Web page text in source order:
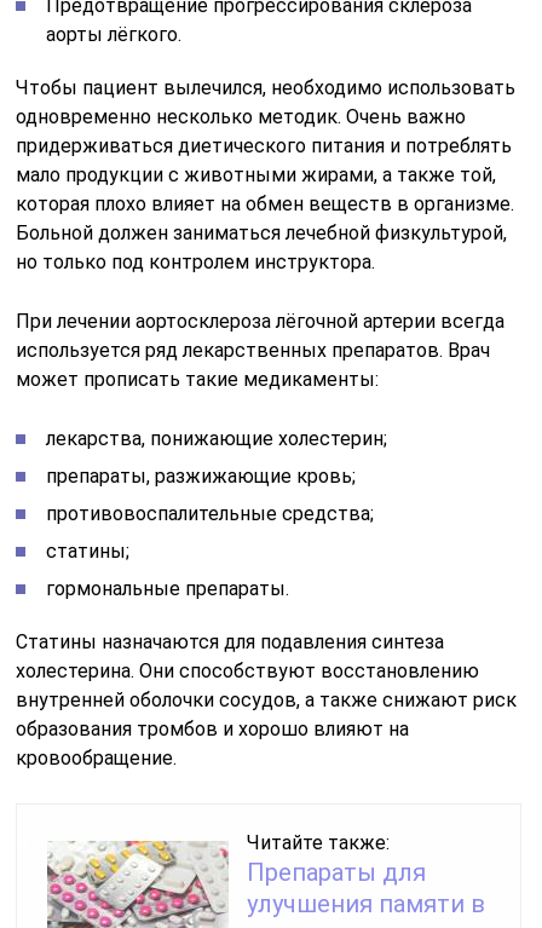
Предотвращение прогрессирования склероза
аорты лёгкого.
Чтобы пациент вылечился, необходимо использовать
одновременно несколько методик. Очень важно
придерживаться диетического питания и потреблять
мало продукции с животными жирами, а также той,
которая плохо влияет на обмен веществ в организме.
Больной должен заниматься лечебной физкультурой,
но только под контролем инструктора.
При лечении аортосклероза лёгочной артерии всегда
используется ряд лекарственных препаратов. Врач
может прописать такие медикаменты:
лекарства, понижающие холестерин;
препараты, разжижающие кровь;
противовоспалительные средства;
статины;
гормональные препараты.
Статины назначаются для подавления синтеза
холестерина. Они способствуют восстановлению
внутренней оболочки сосудов, а также снижают риск
образования тромбов и хорошо влияют на
кровообращение.
Читайте также:
Препараты для
улучшения памяти в